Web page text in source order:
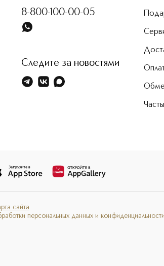
8-800-100-00-05
Следите за новостями
сайта
персональных данных и конфиденциальности